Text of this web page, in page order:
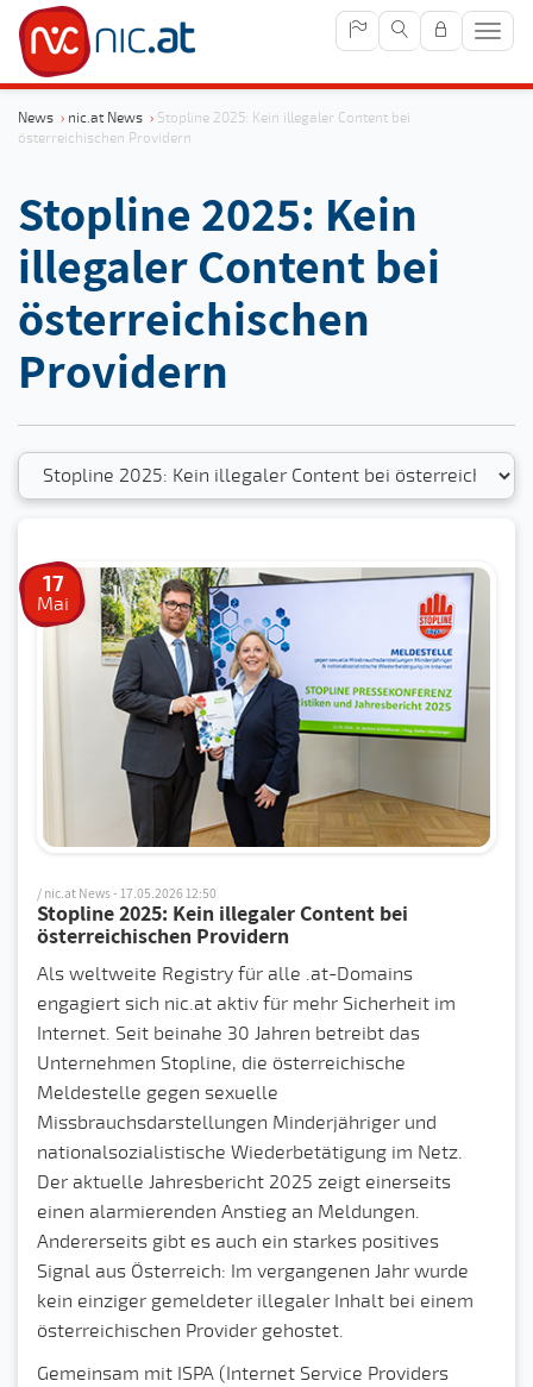
News › nic.at News › Stopline 2025: Kein illegaler Content bei
österreichischen Providern
Stopline 2025: Kein
illegaler Content bei
österreichischen
Providern
17
Mai
/ nic.at News - 17.05.2026 12:50
Stopline 2025: Kein illegaler Content bei
österreichischen Providern
Als weltweite Registry für alle .at-Domains
engagiert sich nic.at aktiv für mehr Sicherheit im
Internet. Seit beinahe 30 Jahren betreibt das
Unternehmen Stopline, die österreichische
Meldestelle gegen sexuelle
Missbrauchsdarstellungen Minderjähriger und
nationalsozialistische Wiederbetätigung im Netz.
Der aktuelle Jahresbericht 2025 zeigt einerseits
einen alarmierenden Anstieg an Meldungen.
Andererseits gibt es auch ein starkes positives
Signal aus Österreich: Im vergangenen Jahr wurde
kein einziger gemeldeter illegaler Inhalt bei einem
österreichischen Provider gehostet.
Gemeinsam mit ISPA (Internet Service Providers